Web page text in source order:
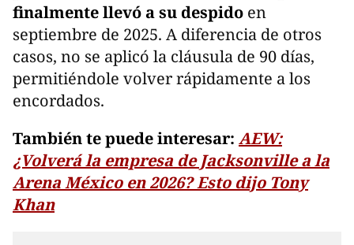
finalmente llevó a su despido en
septiembre de 2025. A diferencia de otros
casos, no se aplicó la cláusula de 90 días,
permitiéndole volver rápidamente a los
encordados.
También te puede interesar: AEW:
¿Volverá la empresa de Jacksonville a la
Arena México en 2026? Esto dijo Tony
Khan